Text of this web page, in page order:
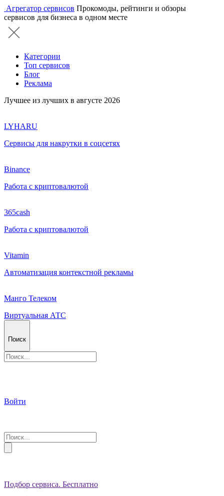
Агрегатор сервисов Прокомоды, рейтинги и обзоры
сервисов для бизнеса в одном месте
Категории
Топ сервисов
Блог
Реклама
Лучшее из лучших в августе 2026
LYHARU
Сервисы для накрутки в соцсетях
Binance
Работа с криптовалютой
365cash
Работа с криптовалютой
Vitamin
Автоматизация контекстной рекламы
Манго Телеком
Виртуальная АТС
Поиск
Войти
Подбор сервиса. Бесплатно